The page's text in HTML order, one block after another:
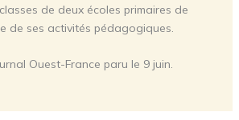
de deux écoles primaires de
de ses activités pédagogiques.
Ouest-France paru le 9 juin.